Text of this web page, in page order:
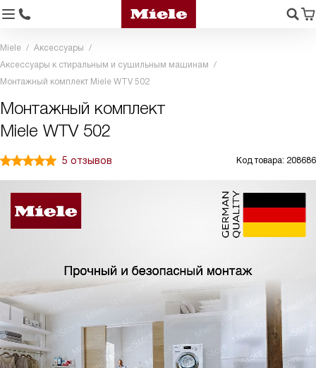
Miele
Аксессуары
Аксессуары к стиральным и сушильным машинам
Монтажный комплект Miele WTV 502
Монтажный комплект
Miele WTV 502
5 отзывов Код товара: 208686